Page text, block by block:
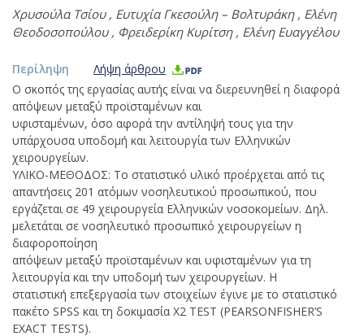
Χρυσούλα Τσίου, Ευτυχία Γκεσούλη – Βολτυράκη, Ελένη
Θεοδοσοπούλου, Φρειδερίκη Κυρίτση, Eλένη Ευαγγέλου
Περίληψη
Λήψη άρθρου
Ο σκοπός της εργασίας αυτής είναι να διερευνηθεί η διαφορά
απόψεων μεταξύ προϊσταμένων και
υφισταμένων, όσο αφορά την αντίληψή τους για την
υπάρχουσα υποδομή και λειτουργία των Ελληνικών
χειρουργείων.
ΥΛΙΚΟ-ΜΕΘΟΔΟΣ: Το στατιστικό υλικό προέρχεται από τις
απαντήσεις 201 ατόμων νοσηλευτικού προσωπικού, που
εργάζεται σε 49 χειρουργεία Ελληνικών νοσοκομείων. Δηλ.
μελετάται σε νοσηλευτικό προσωπικό χειρουργείων η
διαφοροποίηση
απόψεων μεταξύ προϊσταμένων και υφισταμένων για τη
λειτουργία και την υποδομή των χειρουργείων. Η
στατιστική επεξεργασία των στοιχείων έγινε με το στατιστικό
πακέτο SPSS και τη δοκιμασία X2 TEST (PEARSONFISHER’S
EXACT TESTS).